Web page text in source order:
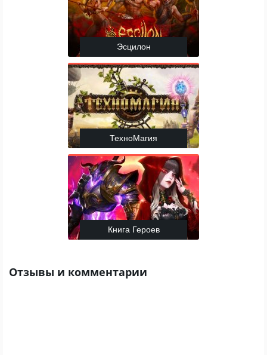
Эсцилон
ТехноМагия
Книга Героев
Отзывы и комментарии